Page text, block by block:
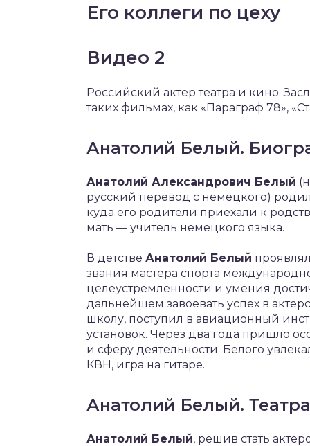
Его коллеги по цеху
Видео 2
Российский актер театра и кино.
таких фильмах, как «Параграф 78»,
Анатолий Белый.
Анатолий Александрович Белый
русский перевод с немецкого)
куда его родители приехали к
мать — учитель немецкого языка.
В детстве Анатолий Белый
звания мастера спорта
целеустремленности и умения
дальнейшем завоевать успех в
школу, поступил в авиационный
установок. Через два года пришло
и сферу деятельности. Белого
КВН, игра на гитаре.
Анатолий Белый.
Анатолий Белый, решив стать